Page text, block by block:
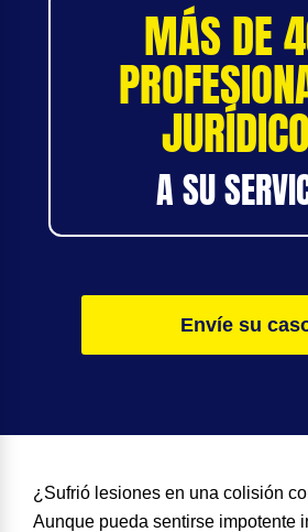
MÁS DE
A SU
Envíe su
¿Sufrió lesiones en una colisión
Aunque pueda sentirse impotente